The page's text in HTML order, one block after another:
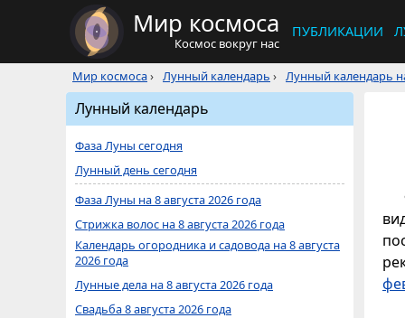
Мир космоса
Космос вокруг нас
ПУБЛИКАЦИИ
Мир космоса› Лунный календарь › Лунный календарь
Лунный календарь
Фаза Луны сегодня
Лунный день сегодня
Фаза Луны на 8 августа 2026 года
Стрижка волос на 8 августа 2026 года
Календарь огородника и садовода на 8 августа
2026 года
Лунные дела на 8 августа 2026 года
Свадьба 8 августа 2026 года